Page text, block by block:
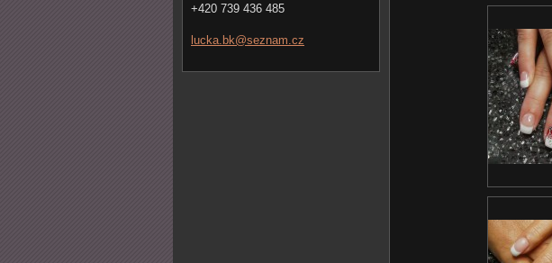
+420 739 436 485
lucka.bk@seznam. cz